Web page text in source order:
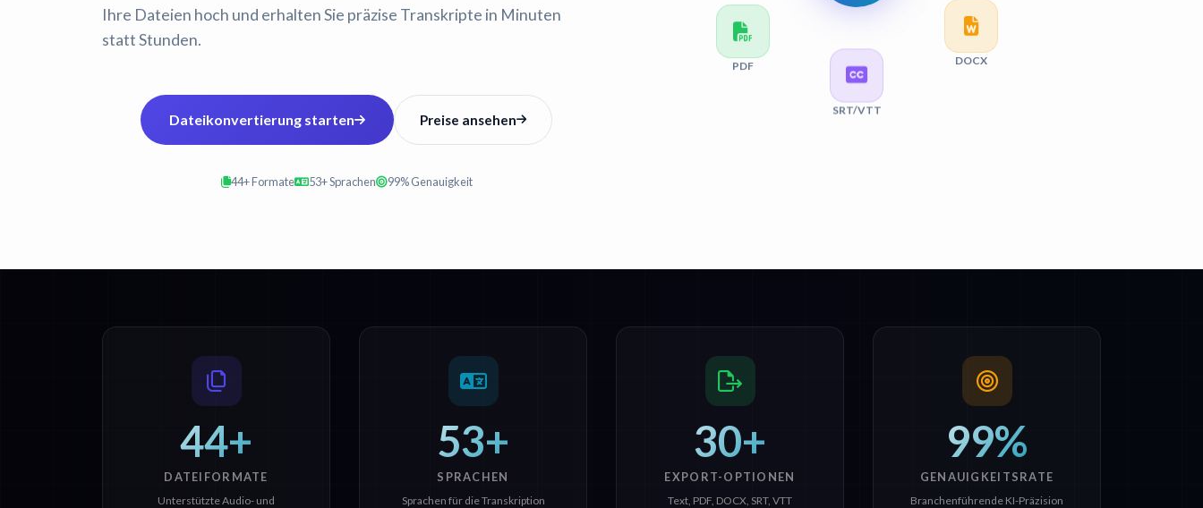
Ihre Dateien hoch und erhalten Sie präzise Transkripte in Minuten
statt Stunden.
Dateikonvertierung starten Preise ansehen
44+ Formate 53+ Sprachen 99% Genauigkeit
DOCX
SRT/VTT
PDF
44+
DATEIFORMATE
Unterstützte Audio- und
53+
SPRACHEN
Sprachen für die Transkription
30+
EXPORT-OPTIONEN
Text, PDF, DOCX, SRT, VTT
99%
GENAUIGKEITSRATE
Branchenführende KI-Präzision